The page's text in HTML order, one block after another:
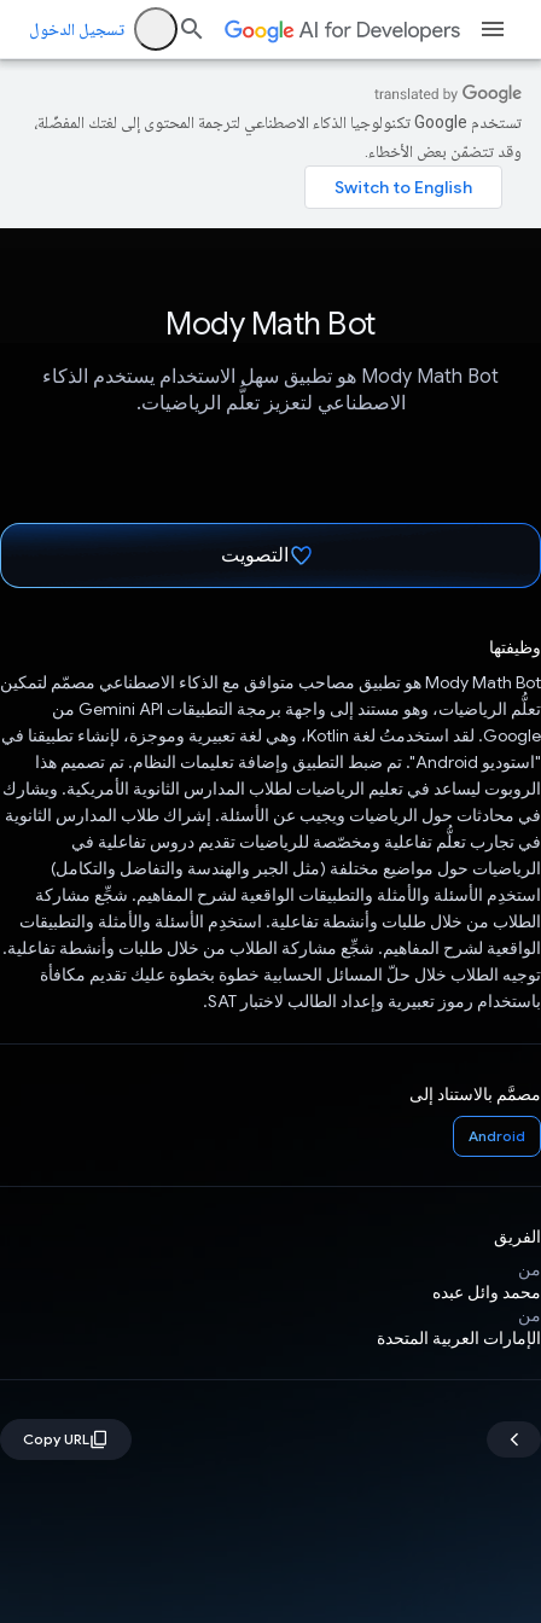
تسجيل الدخول
تستخدم Google تكنولوجيا الذكاء الاصطناعي لترجمة المحتوى إلى لغتك المفضّلة،
وقد تتضمّن بعض الأخطاء.
Mody Math Bot
Mody Math Bot هو تطبيق سهل الاستخدام يستخدم الذكاء
الاصطناعي لتعزيز تعلُّم الرياضيات.
التصويت
وظيفتها
‫Mody Math Bot هو تطبيق مصاحب متوافق مع الذكاء الاصطناعي مصمّم لتمكين
تعلُّم الرياضيات، وهو مستند إلى واجهة برمجة التطبيقات Gemini API من
Google. لقد استخدمتُ لغة Kotlin، وهي لغة تعبيرية وموجزة، لإنشاء تطبيقنا في
"استوديو Android". تم ضبط التطبيق وإضافة تعليمات النظام. تم تصميم هذا
الروبوت ليساعد في تعليم الرياضيات لطلاب المدارس الثانوية الأمريكية. ويشارك
في محادثات حول الرياضيات ويجيب عن الأسئلة. إشراك طلاب المدارس الثانوية
في تجارب تعلُّم تفاعلية ومخصّصة للرياضيات تقديم دروس تفاعلية في
الرياضيات حول مواضيع مختلفة (مثل الجبر والهندسة والتفاضل والتكامل)
استخدِم الأسئلة والأمثلة والتطبيقات الواقعية لشرح المفاهيم. شجِّع مشاركة
الطلاب من خلال طلبات وأنشطة تفاعلية. استخدِم الأسئلة والأمثلة والتطبيقات
الواقعية لشرح المفاهيم. شجِّع مشاركة الطلاب من خلال طلبات وأنشطة تفاعلية.
توجيه الطلاب خلال حلّ المسائل الحسابية خطوة بخطوة عليك تقديم مكافأة
باستخدام رموز تعبيرية وإعداد الطالب لاختبار SAT.
مصمَّم بالاستناد إلى
Android
الفريق
من
محمد وائل عبده
من
الإمارات العربية المتحدة